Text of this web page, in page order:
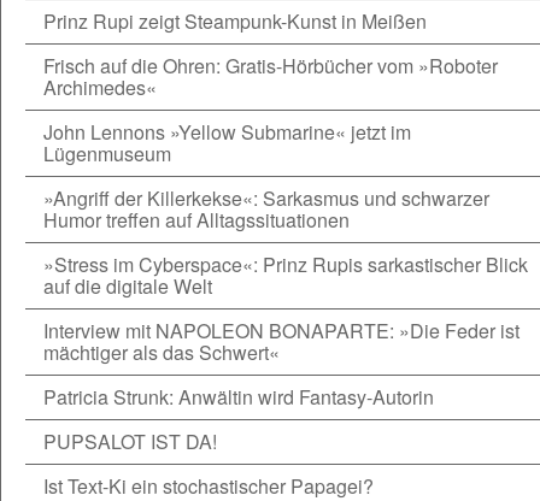
Prinz Rupi zeigt Steampunk-Kunst in Meißen
Frisch auf die Ohren: Gratis-Hörbücher vom »Roboter
Archimedes«
John Lennons »Yellow Submarine« jetzt im
Lügenmuseum
»Angriff der Killerkekse«: Sarkasmus und schwarzer
Humor treffen auf Alltagssituationen
»Stress im Cyberspace«: Prinz Rupis sarkastischer Blick
auf die digitale Welt
Interview mit NAPOLEON BONAPARTE: »Die Feder ist
mächtiger als das Schwert«
Patricia Strunk: Anwältin wird Fantasy-Autorin
PUPSALOT IST DA!
Ist Text-Ki ein stochastischer Papagei?